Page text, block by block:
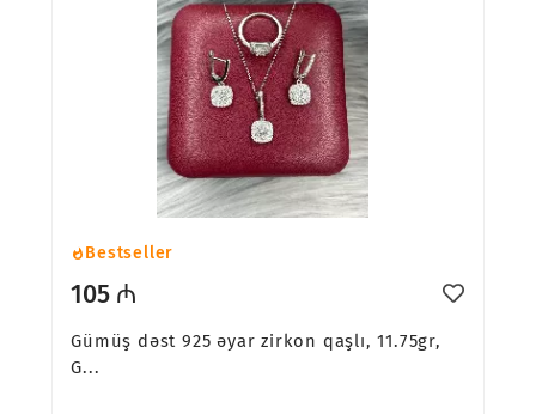
Bestseller
105 ₼
Gümüş dəst 925 əyar zirkon qaşlı, 11.75gr,
G...